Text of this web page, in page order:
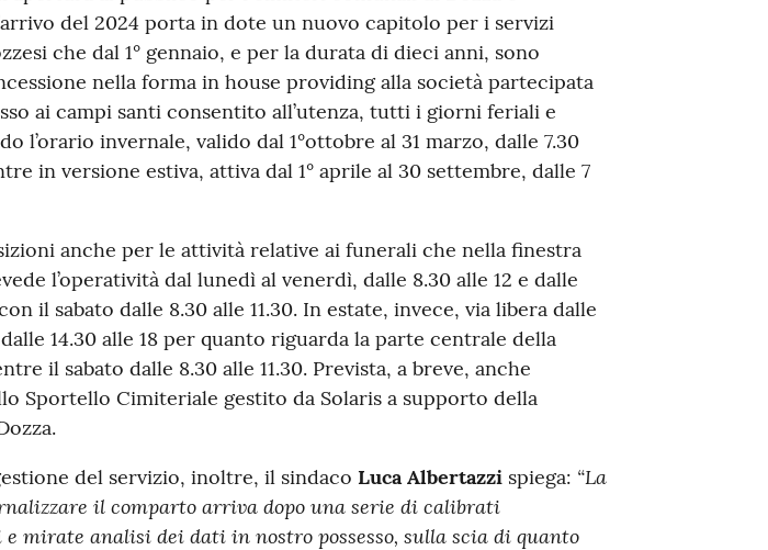
del 2024 porta in dote un nuovo capitolo per i servizi
che dal 1° gennaio, e per la durata di dieci anni, sono
nella forma in house providing alla società partecipata
ai campi santi consentito all’utenza, tutti i giorni feriali e
l’orario invernale, valido dal 1°ottobre al 31 marzo, dalle 7.30
in versione estiva, attiva dal 1° aprile al 30 settembre, dalle 7
anche per le attività relative ai funerali che nella finestra
l’operatività dal lunedì al venerdì, dalle 8.30 alle 12 e dalle
il sabato dalle 8.30 alle 11.30. In estate, invece, via libera dalle
dalle 14.30 alle 18 per quanto riguarda la parte centrale della
il sabato dalle 8.30 alle 11.30. Prevista, a breve, anche
Sportello Cimiteriale gestito da Solaris a supporto della
del servizio, inoltre, il sindaco Luca Albertazzi spiega: “La
il comparto arriva dopo una serie di calibrati
mirate analisi dei dati in nostro possesso, sulla scia di quanto